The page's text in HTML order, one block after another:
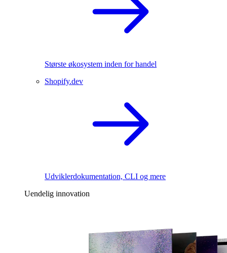
Største økosystem inden for handel
Shopify.dev
Udviklerdokumentation, CLI og mere
Uendelig innovation